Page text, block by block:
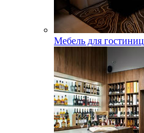
Мебель для гостиниц